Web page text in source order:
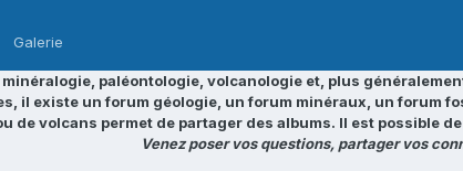
Galerie
paléontologie, volcanologie et, plus
il existe un forum géologie, un forum minéraux, un forum
de volcans permet de partager des albums. Il est possible
Venez poser vos questions, partager vos